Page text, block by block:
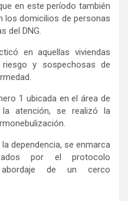
en este período también
los domicilios de personas
del DNG.
en aquellas viviendas
y sospechosas de
1 ubicada en el área de
atención, se realizó la
dependencia, se enmarca
por el protocolo
de un cerco